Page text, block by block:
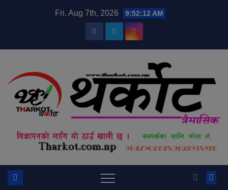
Fri. Aug 7th, 2026 9:52:13 AM
modal-check